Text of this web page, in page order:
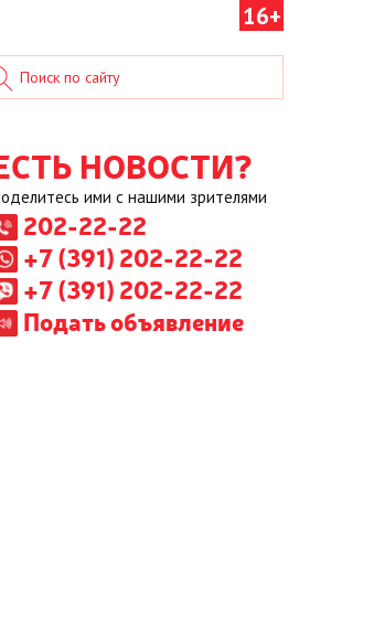
16+
НОВОСТИ?
ими с нашими зрителями
202-22-22
+7 (391) 202-22-22
+7 (391) 202-22-22
Подать объявление